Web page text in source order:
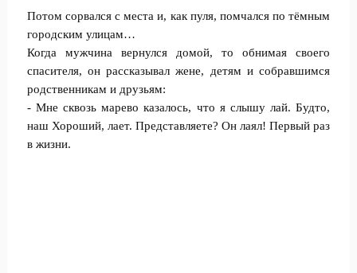
Потом сорвался с места и, как пуля, помчался по тёмным
городским улицам…
Когда мужчина вернулся домой, то обнимая своего
спасителя, он рассказывал жене, детям и собравшимся
родственникам и друзьям:
- Мне сквозь марево казалось, что я слышу лай. Будто,
наш Хороший, лает. Представляете? Он лаял! Первый раз
в жизни.